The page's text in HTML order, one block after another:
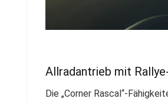
Allradantrieb mit
Die „Corner Rascal“-